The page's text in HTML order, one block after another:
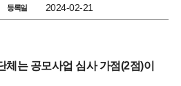
등록일 2024-02-21
체는 공모사업 심사 가점(2점)이